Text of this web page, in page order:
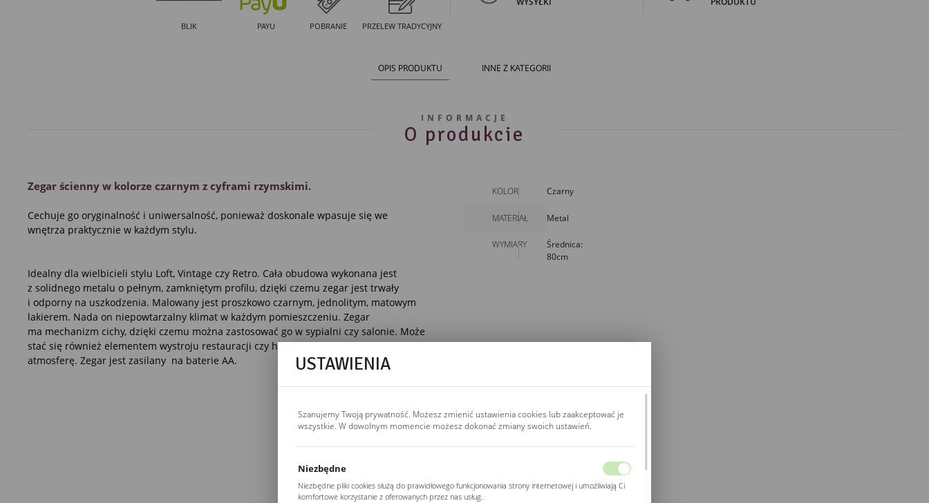
BLIK PAYU POBRANIE PRZELEW TRADYCYJNY
OPIS PRODUKTU INNE Z KATEGORII
INFORMACJE
O produkcie
Zegar ścienny w kolorze czarnym z cyframi rzymskimi.
Cechuje go oryginalność i uniwersalność, ponieważ doskonale wpasuje się we
wnętrza praktycznie w każdym stylu.
Idealny dla wielbicieli stylu Loft, Vintage czy Retro. Cała obudowa wykonana jest
z solidnego metalu o pełnym, zamkniętym profilu, dzięki czemu zegar jest trwały
i odporny na uszkodzenia. Malowany jest proszkowo czarnym, jednolitym, matowym
lakierem. Nada on niepowtarzalny klimat w każdym pomieszczeniu. Zegar
ma mechanizm cichy, dzięki czemu można zastosować go w sypialni czy salonie. Może
stać się również elementem wystroju restauracji czy hotelu, gdzie dopełni wyjątkową
atmosferę. Zegar jest zasilany na baterie AA.
KOLOR Czarny
MATERIAŁ Metal
WYMIARY
Średnica:
80cm
USTAWIENIA
Szanujemy Twoją prywatność. Możesz zmienić ustawienia cookies lub zaakceptować je
wszystkie. W dowolnym momencie możesz dokonać zmiany swoich ustawień.
Niezbędne
Niezbędne pliki cookies służą do prawidłowego funkcjonowania strony internetowej i umożliwiają Ci
komfortowe korzystanie z oferowanych przez nas usług.